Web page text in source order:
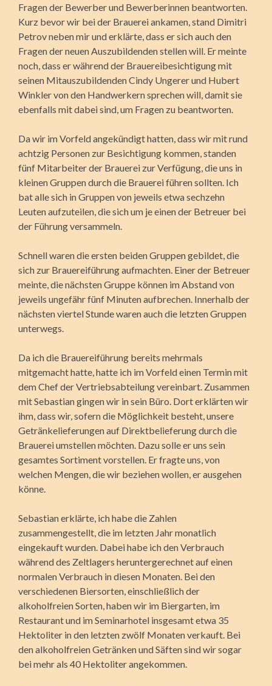
Fragen der Bewerber und Bewerberinnen beantworten.
Kurz bevor wir bei der Brauerei ankamen, stand Dimitri
Petrov neben mir und erklärte, dass er sich auch den
Fragen der neuen Auszubildenden stellen will. Er meinte
noch, dass er während der Brauereibesichtigung mit
seinen Mitauszubildenden Cindy Ungerer und Hubert
Winkler von den Handwerkern sprechen will, damit sie
ebenfalls mit dabei sind, um Fragen zu beantworten.
Da wir im Vorfeld angekündigt hatten, dass wir mit rund
achtzig Personen zur Besichtigung kommen, standen
fünf Mitarbeiter der Brauerei zur Verfügung, die uns in
kleinen Gruppen durch die Brauerei führen sollten. Ich
bat alle sich in Gruppen von jeweils etwa sechzehn
Leuten aufzuteilen, die sich um je einen der Betreuer bei
der Führung versammeln.
Schnell waren die ersten beiden Gruppen gebildet, die
sich zur Brauereiführung auf­machten. Einer der Betreuer
meinte, die nächsten Gruppe können im Abstand von
jeweils ungefähr fünf Minuten aufbrechen. Innerhalb der
nächsten viertel Stunde waren auch die letzten Gruppen
unterwegs.
Da ich die Brauereiführung bereits mehrmals
mitgemacht hatte, hatte ich im Vorfeld einen Termin mit
dem Chef der Vertriebsabteilung vereinbart. Zusammen
mit Sebastian gingen wir in sein Büro. Dort erklärten wir
ihm, dass wir, sofern die Möglichkeit besteht, unsere
Getränkelieferungen auf Direktbelieferung durch die
Brauerei umstellen möchten. Dazu solle er uns sein
gesamtes Sortiment vorstellen. Er fragte uns, von
welchen Mengen, die wir beziehen wollen, er ausgehen
könne.
Sebastian erklärte, ich habe die Zahlen
zusammengestellt, die im letzten Jahr monatlich
eingekauft wurden. Dabei habe ich den Verbrauch
während des Zeltlagers heruntergerechnet auf einen
normalen Verbrauch in diesen Monaten. Bei den
verschiedenen Biersorten, einschließlich der
alkoholfreien Sorten, haben wir im Biergarten, im
Restaurant und im Seminarhotel insgesamt etwa 35
Hektoliter in den letzten zwölf Monaten verkauft. Bei
den alkoholfreien Getränken und Säften sind wir sogar
bei mehr als 40 Hektoliter angekommen.